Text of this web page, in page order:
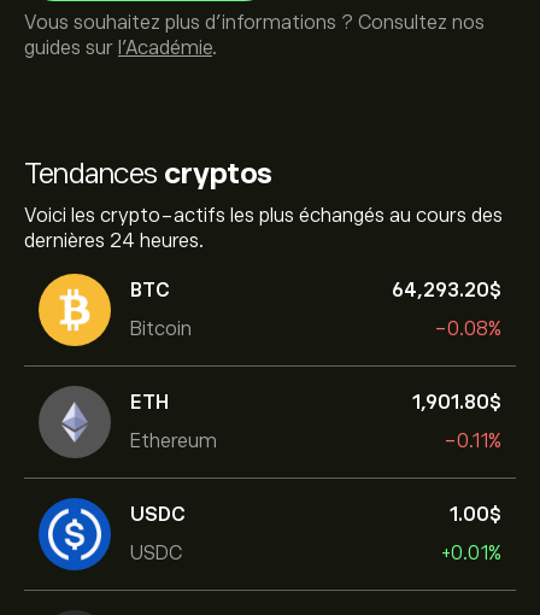
Tendances cryptos
Voici les crypto-actifs les plus échangés au cours des
dernières 24 heures.
BTC
Bitcoin
64,293.20‎$‎
-0.08%
ETH
Ethereum
1,901.80‎$‎
-0.11%
USDC
USDC
1.00‎$‎
+0.01%
Vous souhaitez plus d'informations ? Consultez nos
guides sur l'Académie.